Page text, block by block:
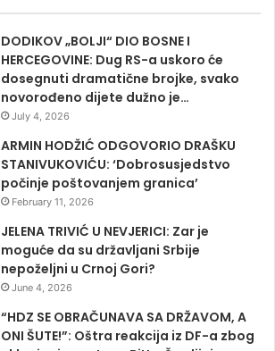
DODIKOV „BOLJI“ DIO BOSNE I
HERCEGOVINE: Dug RS-a uskoro će
dosegnuti dramatične brojke, svako
novorođeno dijete dužno je…
July 4, 2026
ARMIN HODŽIĆ ODGOVORIO DRAŠKU
STANIVUKOVIĆU: ‘Dobrosusjedstvo
počinje poštovanjem granica’
February 11, 2026
JELENA TRIVIĆ U NEVJERICI: Zar je
moguće da su državljani Srbije
nepoželjni u Crnoj Gori?
June 4, 2026
“HDZ SE OBRAČUNAVA SA DRŽAVOM, A
ONI ŠUTE!”: Oštra reakcija iz DF-a zbog